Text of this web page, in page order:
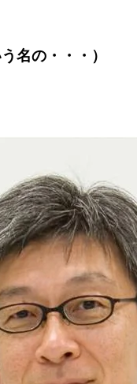
名の・・・）